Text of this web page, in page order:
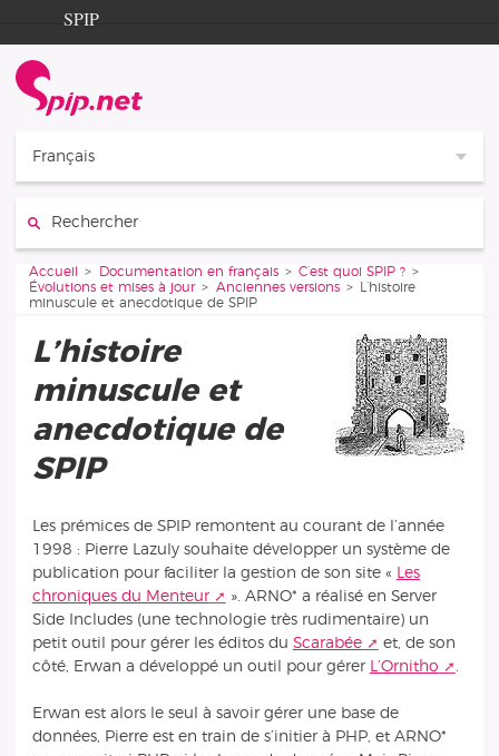
Aller au contenu
Aller à la navigation
SPIP
Documentation
Contribution
Français
Vous êtes ici :
Accueil Documentation en français
C’est quoi SPIP ?
Évolutions et mises à jour
Anciennes versions
L’histoire
minuscule et anecdotique de SPIP
L’histoire
minuscule et
anecdotique de
SPIP
Les prémices de SPIP remontent au courant de l’année
1998 : Pierre Lazuly souhaite développer un système de
publication pour faciliter la gestion de son site «
Les
chroniques du Menteur
». ARNO* a réalisé en Server
Side Includes (une technologie très rudimentaire) un
petit outil pour gérer les éditos du Scarabée
et, de son
côté, Erwan a développé un outil pour gérer
L’Ornitho
Erwan est alors le seul à savoir gérer une base de
données, Pierre est en train de s’initier à PHP, et ARNO*